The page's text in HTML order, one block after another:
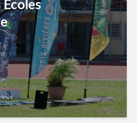
Ecoles